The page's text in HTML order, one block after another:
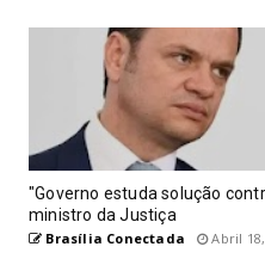
"Governo estuda solução
ministro da Justiça
Brasília Conectada Abril 18,